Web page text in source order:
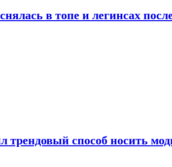
в топе и легинсах
трендовый способ носить